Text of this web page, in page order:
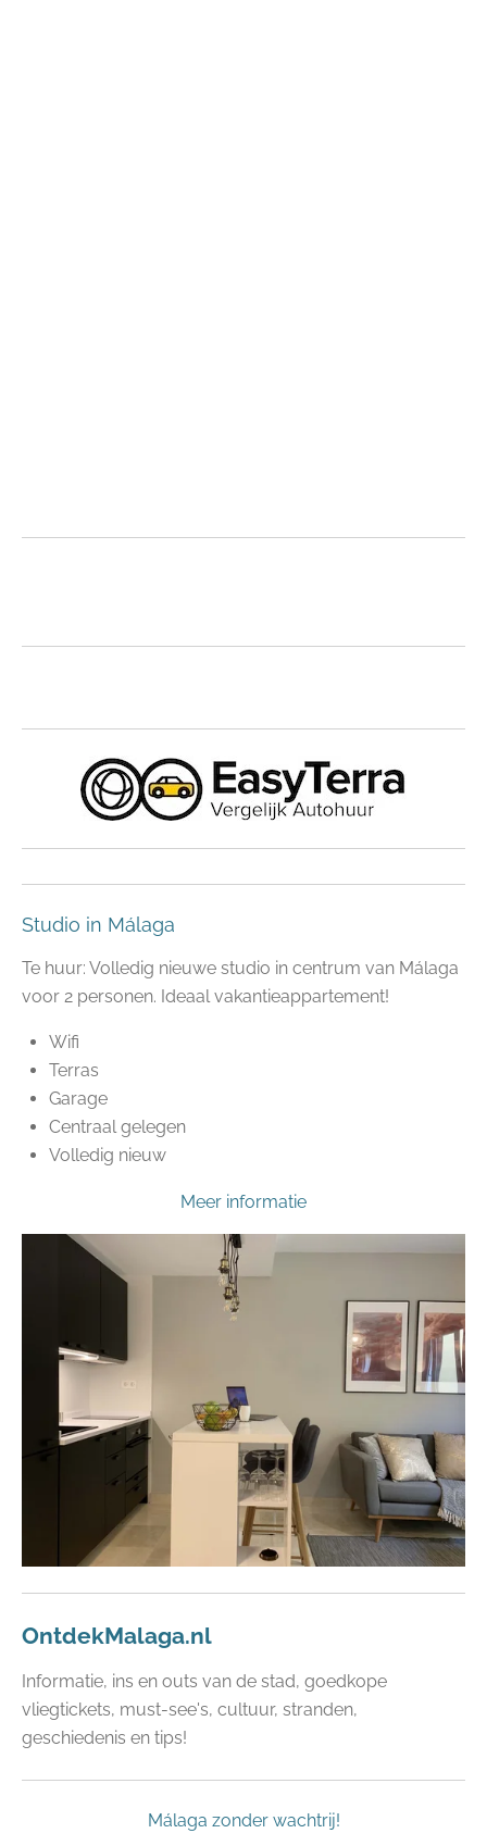
Studio in Málaga
Te huur: Volledig nieuwe studio in centrum van Málaga
voor 2 personen. Ideaal vakantieappartement!
Wifi
Terras
Garage
Centraal gelegen
Volledig nieuw
Meer informatie
OntdekMalaga.nl
Informatie, ins en outs van de stad, goedkope
vliegtickets, must-see's, cultuur, stranden,
geschiedenis en tips!
Málaga zonder wachtrij!